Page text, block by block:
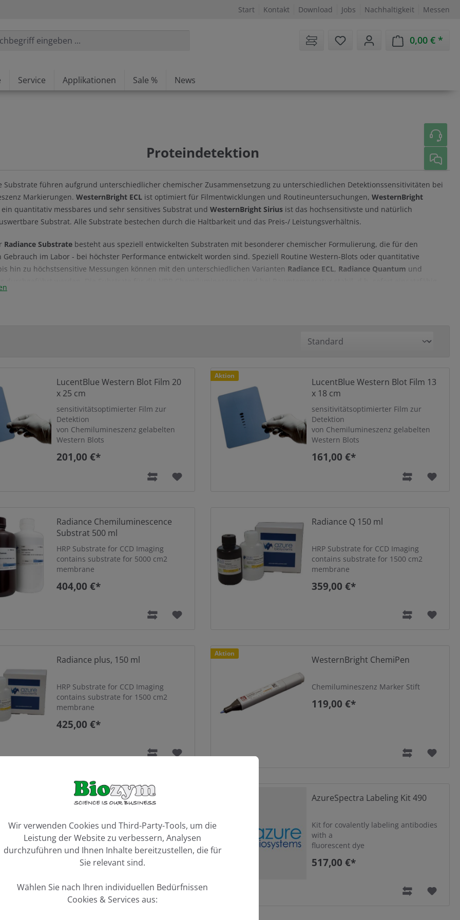
Start Kontakt Download Jobs Nachhaltigkeit Messen
Sie haben 0 Artikel auf dem
0,00 €
Service Applikationen Sale % News
Proteindetektion
Substrate führen aufgrund unterschiedlicher chemischer Zusammensetzung zu unterschiedlichen Detektionssensitivitäten bei
Markierungen. WesternBright ECL ist optimiert für Filmentwicklungen und Routineuntersuchungen, WesternBright
quantitativ messbares und sehr sensitives Substrat und WesternBright Sirius ist das hochsensitivste und natürlich
Substrat. Alle Substrate bestechen durch die Haltbarkeit und das Preis-/ Leistungsverhältnis.
Radiance Substrate besteht aus speziell entwickelten Substraten mit besonderer chemischer Formulierung, die für den
Gebrauch im Labor - bei höchster Performance entwickelt worden sind. Speziell Routine Western-Blots oder quantitative
hin zu höchstsensitive Messungen können mit den unterschiedlichen Varianten Radiance ECL, Radiance Quantum und
Signal-Rauschverhältnis weil besonders aufgereinigt und damit besonders spezifisch.
Azure Imaging Systemen
der Signale und erlauben Messungen in einem Dynamischen Bereich > 4 Log Stufen.
LucentBlue Western Blot Film 20
x 25 cm
sensitivitätsoptimierter Film zur
Detektion
von Chemilumineszenz gelabelten
Western Blots
201,00 €*
Aktion
LucentBlue Western Blot Film 13
x 18 cm
sensitivitätsoptimierter Film zur
Detektion
von Chemilumineszenz gelabelten
Western Blots
161,00 €*
Radiance Chemiluminescence
Substrat 500 ml
HRP Substrate for CCD Imaging
contains substrate for 5000 cm2
membrane
404,00 €*
Radiance Q 150 ml
HRP Substrate for CCD Imaging
contains substrate for 1500 cm2
membrane
359,00 €*
Radiance plus, 150 ml
HRP Substrate for CCD Imaging
contains substrate for 1500 cm2
membrane
425,00 €*
Aktion
WesternBright ChemiPen
Chemilumineszenz Marker Stift
119,00 €*
SpectraDye Antibody Labeling
all materials required to label 1 mg
of antibody
537,50 €*
AzureSpectra Labeling Kit 490
Kit for covalently labeling antibodies
with a
fluorescent dye
517,00 €*
Wir verwenden Cookies und Third-Party-Tools, um die
Leistung der Website zu verbessern, Analysen
durchzuführen und Ihnen Inhalte bereitzustellen, die für
Sie relevant sind.
Wählen Sie nach Ihren individuellen Bedürfnissen
Cookies & Services aus: